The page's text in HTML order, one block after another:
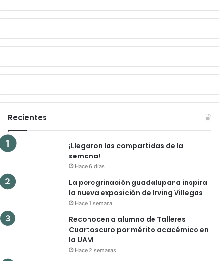
Recientes
¡Llegaron las compartidas de la
semana!
Hace 6 días
La peregrinación guadalupana inspira
la nueva exposición de Irving Villegas
Hace 1 semana
Reconocen a alumno de Talleres
Cuartoscuro por mérito académico en
la UAM
Hace 2 semanas